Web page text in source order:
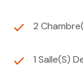
2
1 Salle(s)